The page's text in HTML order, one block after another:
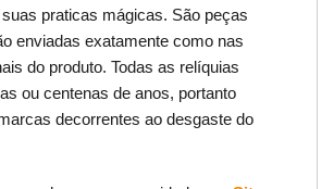
praticas mágicas. São peças
enviadas exatamente como nas
do produto. Todas as relíquias
ou centenas de anos, portanto
decorrentes ao desgaste do